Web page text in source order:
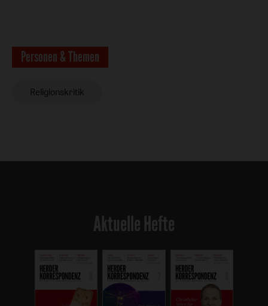
Personen & Themen
Religionskritik
Aktuelle Hefte